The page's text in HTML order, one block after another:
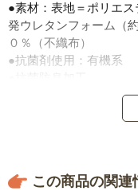
●素材：表地＝ポリエ
発ウレタンフォーム（
０％（不織布）
●抗菌剤使用：有機系
●ホットカーペットカ
●すべり止めシート４
って、床材やワックス
この商品の関連